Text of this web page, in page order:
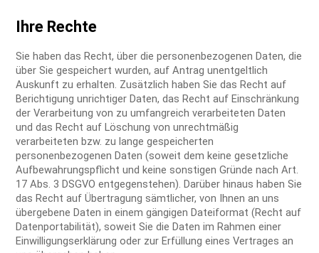
Ihre Rechte
Sie haben das Recht, über die personenbezogenen Daten, die
über Sie gespeichert wurden, auf Antrag unentgeltlich
Auskunft zu erhalten. Zusätzlich haben Sie das Recht auf
Berichtigung unrichtiger Daten, das Recht auf Einschränkung
der Verarbeitung von zu umfangreich verarbeiteten Daten
und das Recht auf Löschung von unrechtmäßig
verarbeiteten bzw. zu lange gespeicherten
personenbezogenen Daten (soweit dem keine gesetzliche
Aufbewahrungspflicht und keine sonstigen Gründe nach Art.
17 Abs. 3 DSGVO entgegenstehen). Darüber hinaus haben Sie
das Recht auf Übertragung sämtlicher, von Ihnen an uns
übergebene Daten in einem gängigen Dateiformat (Recht auf
Datenportabilität), soweit Sie die Daten im Rahmen einer
Einwilligungserklärung oder zur Erfüllung eines Vertrages an